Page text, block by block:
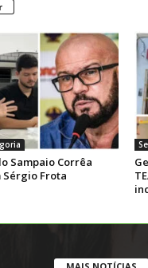
Sampaio Corrêa
Sérgio Frota